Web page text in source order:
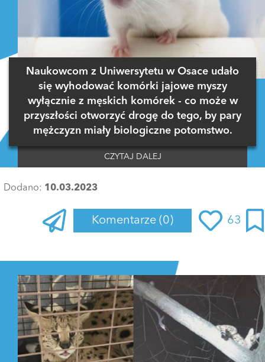
Naukowcom z Uniwersytetu w Osace udało
się wyhodować komórki jajowe myszy
wyłącznie z męskich komórek - co może w
przyszłości otworzyć drogę do tego, by pary
mężczyzn miały biologiczne potomstwo.
CZYTAJ DALEJ
Dodano: 10.03.2023
Komentarze (0) 63